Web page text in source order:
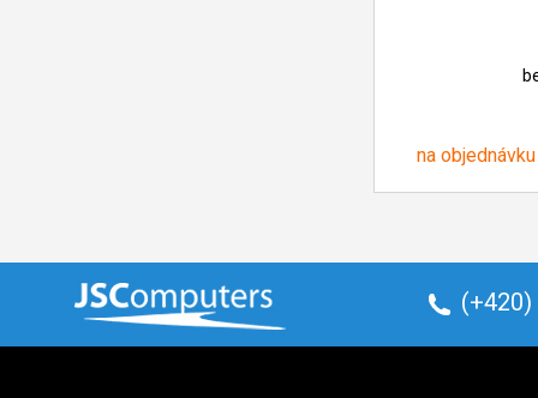
na objednávku
(+420)